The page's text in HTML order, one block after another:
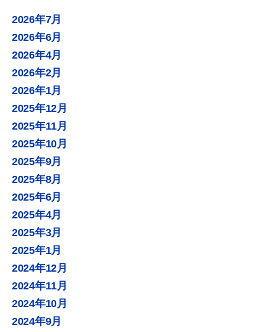
2026年7月
2026年6月
2026年4月
2026年2月
2026年1月
2025年12月
2025年11月
2025年10月
2025年9月
2025年8月
2025年6月
2025年4月
2025年3月
2025年1月
2024年12月
2024年11月
2024年10月
2024年9月